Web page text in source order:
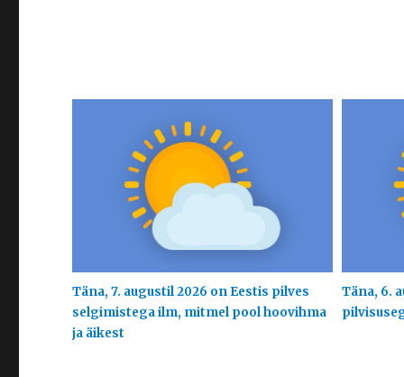
Täna, 7. augustil 2026 on Eestis pilves
selgimistega ilm, mitmel pool hoovihma
ja äikest
Täna, 6.